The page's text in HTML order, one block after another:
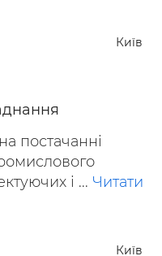
Київ
постачанні
і ... Читати
Київ